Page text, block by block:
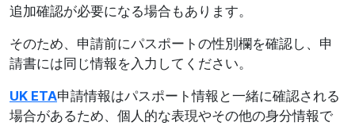
追加確認が必要になる場合もあります。
そのため、申請前にパスポートの性別欄を確認し、申
請書には同じ情報を入力してください。
UK ETA申請情報はパスポート情報と一緒に確認される
場合があるため、個人的な表現やその他の身分情報で